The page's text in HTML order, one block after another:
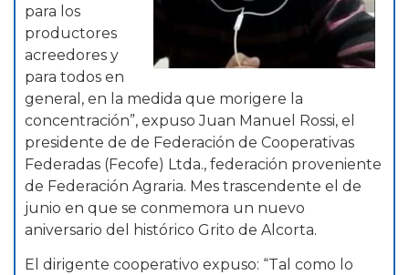
para los
productores
acreedores y
para todos en
general, en la medida que morigere la
concentración”, expuso Juan Manuel Rossi, el
presidente de de Federación de Cooperativas
Federadas (Fecofe) Ltda., federación proveniente
de Federación Agraria. Mes trascendente el de
junio en que se conmemora un nuevo
aniversario del histórico Grito de Alcorta.
El dirigente cooperativo expuso: “Tal como lo